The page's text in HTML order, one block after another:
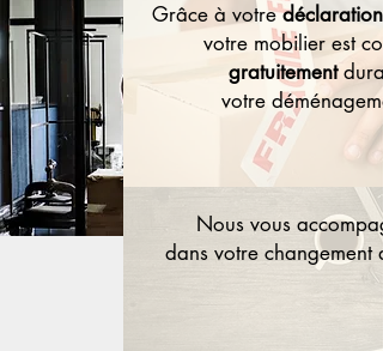
Grâce à votredéclaration
votre mobilier est
gratuitement
votre
Nous vous
dans votre changement